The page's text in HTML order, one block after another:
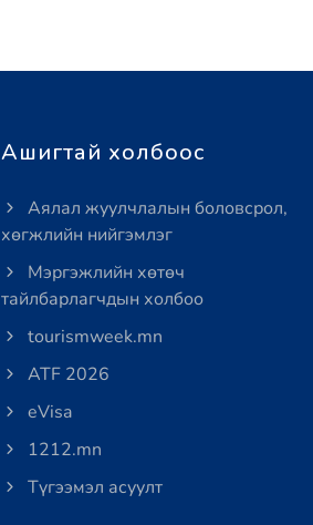
Ашигтай холбоос
Аялал жуулчлалын боловсрол,
хөгжлийн нийгэмлэг
Мэргэжлийн хөтөч
тайлбарлагчдын холбоо
tourismweek.mn
ATF 2026
eVisa
1212.mn
Түгээмэл асуулт